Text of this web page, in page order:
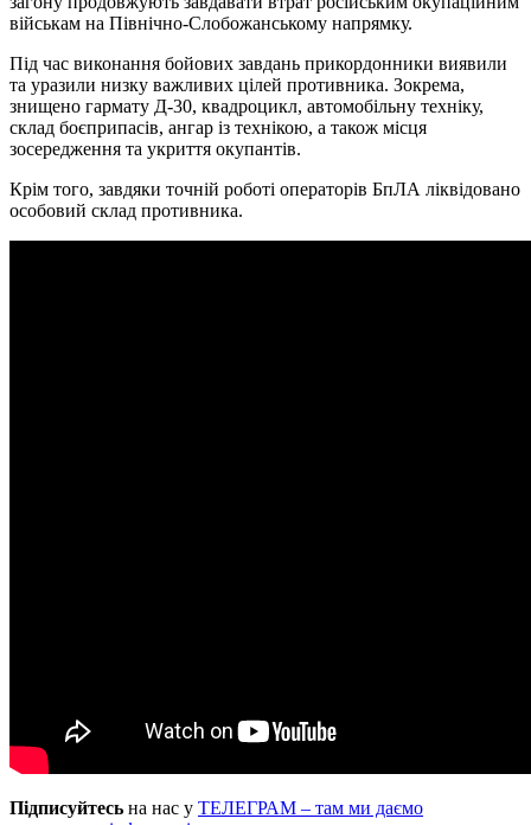
військам на Північно-Слобожанському напрямку.
Під час виконання бойових завдань прикордонники виявили
та уразили низку важливих цілей противника. Зокрема,
знищено гармату Д-30, квадроцикл, автомобільну техніку,
склад боєприпасів, ангар із технікою, а також місця
зосередження та укриття окупантів.
Крім того, завдяки точній роботі операторів БпЛА ліквідовано
особовий склад противника.
Підписуйтесь на нас у ТЕЛЕГРАМ – там ми даємо